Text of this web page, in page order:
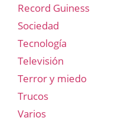
Record Guiness
Sociedad
Tecnología
Televisión
Terror y miedo
Trucos
Varios